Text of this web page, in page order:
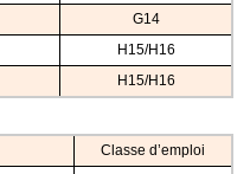
G14
H15/H16
H15/H16
Classe d’emploi